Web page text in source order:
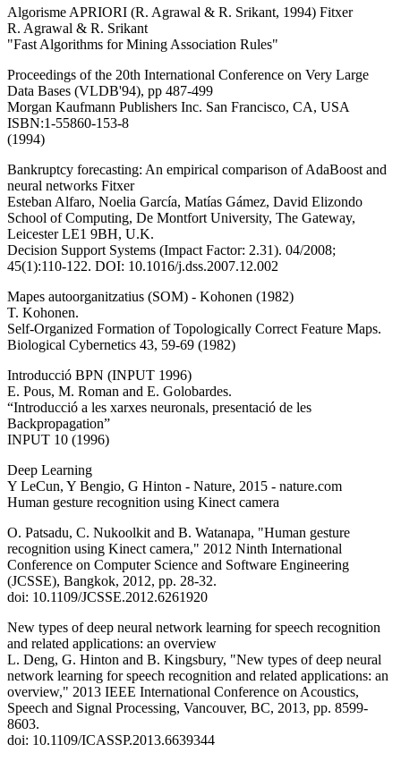
Algorisme APRIORI (R. Agrawal & R. Srikant, 1994) Fitxer
R. Agrawal & R. Srikant
"Fast Algorithms for Mining Association Rules"
Proceedings of the 20th International Conference on Very Large
Data Bases (VLDB'94), pp 487-499
Morgan Kaufmann Publishers Inc. San Francisco, CA, USA
ISBN:1-55860-153-8
(1994)
Bankruptcy forecasting: An empirical comparison of AdaBoost and
neural networks Fitxer
Esteban Alfaro, Noelia García, Matías Gámez, David Elizondo
School of Computing, De Montfort University, The Gateway,
Leicester LE1 9BH, U.K.
Decision Support Systems (Impact Factor: 2.31). 04/2008;
45(1):110-122. DOI: 10.1016/j.dss.2007.12.002
Mapes autoorganitzatius (SOM) - Kohonen (1982)
T. Kohonen.
Self-Organized Formation of Topologically Correct Feature Maps.
Biological Cybernetics 43, 59-69 (1982)
Introducció BPN (INPUT 1996)
E. Pous, M. Roman and E. Golobardes.
“Introducció a les xarxes neuronals, presentació de les
Backpropagation”
INPUT 10 (1996)
Deep Learning
Y LeCun, Y Bengio, G Hinton - Nature, 2015 - nature.com
Human gesture recognition using Kinect camera
O. Patsadu, C. Nukoolkit and B. Watanapa, "Human gesture
recognition using Kinect camera," 2012 Ninth International
Conference on Computer Science and Software Engineering
(JCSSE), Bangkok, 2012, pp. 28-32.
doi: 10.1109/JCSSE.2012.6261920
New types of deep neural network learning for speech recognition
and related applications: an overview
L. Deng, G. Hinton and B. Kingsbury, "New types of deep neural
network learning for speech recognition and related applications: an
overview," 2013 IEEE International Conference on Acoustics,
Speech and Signal Processing, Vancouver, BC, 2013, pp. 8599-
8603.
doi: 10.1109/ICASSP.2013.6639344